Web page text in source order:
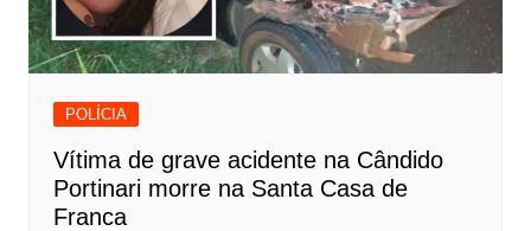
POLÍCIA
Vítima de grave acidente na Cândido
Portinari morre na Santa Casa de
Franca